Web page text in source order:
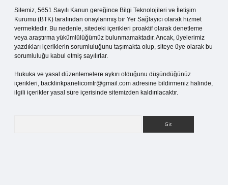
Sitemiz, 5651 Sayılı Kanun gereğince Bilgi Teknolojileri ve İletişim
Kurumu (BTK) tarafından onaylanmış bir Yer Sağlayıcı olarak hizmet
vermektedir. Bu nedenle, sitedeki içerikleri proaktif olarak denetleme
veya araştırma yükümlülüğümüz bulunmamaktadır. Ancak, üyelerimiz
yazdıkları içeriklerin sorumluluğunu taşımakta olup, siteye üye olarak bu
sorumluluğu kabul etmiş sayılırlar.
Hukuka ve yasal düzenlemelere aykırı olduğunu düşündüğünüz
içerikleri, backlinkpanelicomtr@gmail.com adresine bildirmeniz halinde,
ilgili içerikler yasal süre içerisinde sitemizden kaldırılacaktır.